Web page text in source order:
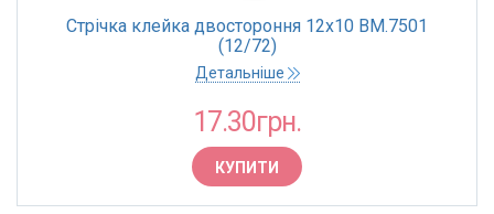
Стрічка клейка двостороння 12х10 BM.7501
(12/72)
Детальніше
17.30грн.
КУПИТИ